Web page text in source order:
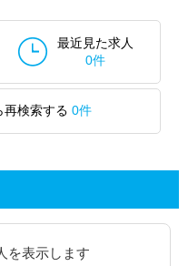
最近見た求人
0件
再検索する 0件
を表示します